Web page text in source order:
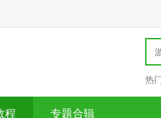
热
程 专题合辑